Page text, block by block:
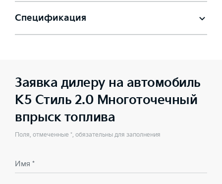
Спецификация
Заявка дилеру на автомобиль
K5 Стиль 2.0 Многоточечный
впрыск топлива
Поля, отмеченные *, обязательны для заполнения
Имя *